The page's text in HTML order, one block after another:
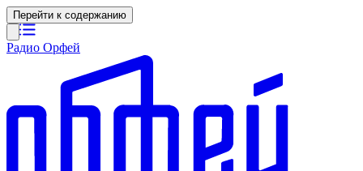
Перейти к содержанию
Радио Орфей